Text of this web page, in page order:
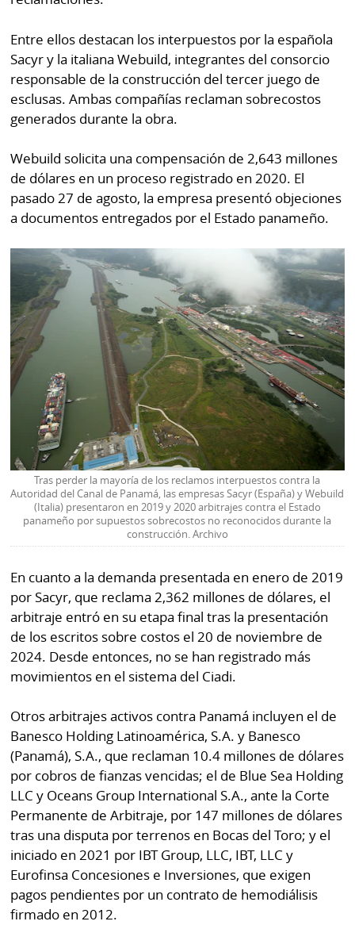
Entre ellos destacan los interpuestos por la española
Sacyr y la italiana Webuild, integrantes del consorcio
responsable de la construcción del tercer juego de
esclusas. Ambas compañías reclaman sobrecostos
generados durante la obra.
Webuild solicita una compensación de 2,643 millones
de dólares en un proceso registrado en 2020. El
pasado 27 de agosto, la empresa presentó objeciones
a documentos entregados por el Estado panameño.
Tras perder la mayoría de los reclamos interpuestos contra la
Autoridad del Canal de Panamá, las empresas Sacyr (España) y Webuild
(Italia) presentaron en 2019 y 2020 arbitrajes contra el Estado
panameño por supuestos sobrecostos no reconocidos durante la
construcción. Archivo
En cuanto a la demanda presentada en enero de 2019
por Sacyr, que reclama 2,362 millones de dólares, el
arbitraje entró en su etapa final tras la presentación
de los escritos sobre costos el 20 de noviembre de
2024. Desde entonces, no se han registrado más
movimientos en el sistema del Ciadi.
Otros arbitrajes activos contra Panamá incluyen el de
Banesco Holding Latinoamérica, S.A. y Banesco
(Panamá), S.A., que reclaman 10.4 millones de dólares
por cobros de fianzas vencidas; el de Blue Sea Holding
LLC y Oceans Group International S.A., ante la Corte
Permanente de Arbitraje, por 147 millones de dólares
tras una disputa por terrenos en Bocas del Toro; y el
iniciado en 2021 por IBT Group, LLC, IBT, LLC y
Eurofinsa Concesiones e Inversiones, que exigen
pagos pendientes por un contrato de hemodiálisis
firmado en 2012.